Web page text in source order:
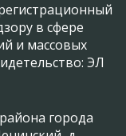
в сфере
и массовых
ЭЛ
города